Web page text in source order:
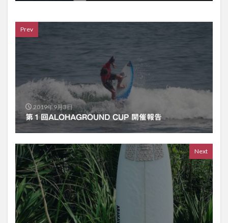
Prev
2019年9月3日
第１回ALOHAGROUND CUP 開催報告
Next